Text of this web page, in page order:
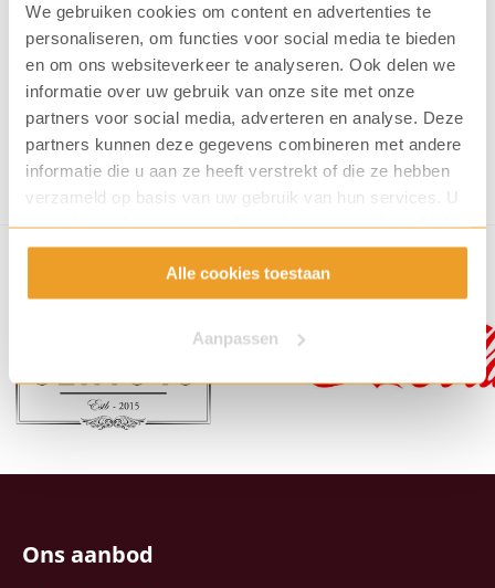
We gebruiken cookies om content en advertenties te
personaliseren, om functies voor social media te bieden
en om ons websiteverkeer te analyseren. Ook delen we
informatie over uw gebruik van onze site met onze
partners voor social media, adverteren en analyse. Deze
partners kunnen deze gegevens combineren met andere
informatie die u aan ze heeft verstrekt of die ze hebben
verzameld op basis van uw gebruik van hun services. U
gaat akkoord met onze cookies als u onze website blijft
gebruiken.
Alle cookies toestaan
Aanpassen
Art. nummer: 5080
€20,61
Ons aanbod